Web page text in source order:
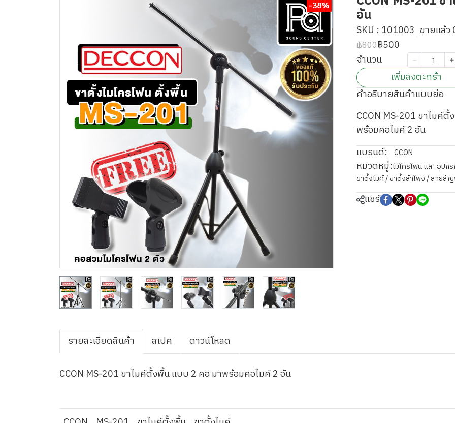
-38%
อัน
SKU : 101003 ขายแล้ว
฿800฿500
จำนวน
เพิ่มลงตะกร้า
คำอธิบายสินค้าแบบย่อ
CCON MS-201 ขาไมค์
พร้อมคอไมค์ 2 อัน
แบรนด์:
CCON
หมวดหมู่:ไมโครโฟน และ อุปก
ขาตั้งไมค์ / ขาตั้งลำโพง / สาย
แชร์
รายละเอียดสินค้า สเปค ดาวน์โหลด
CCON MS-201 ขาไมค์ตั้งพื้น แบบ 2 คอ มาพร้อมคอไมค์ 2 อัน